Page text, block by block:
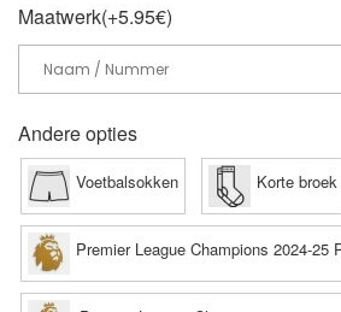
Maatwerk(+5.95€)
Andere opties
Voetbalsokken Korte broek
Premier League Champions 2024-25